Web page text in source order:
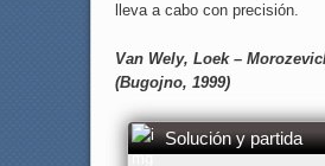
lleva a cabo con precisión.
Van Wely, Loek –
(Bugojno, 1999)
Solución y partida